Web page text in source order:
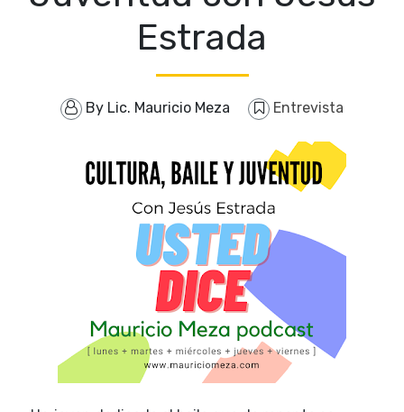
Estrada
By Lic. Mauricio Meza Entrevista